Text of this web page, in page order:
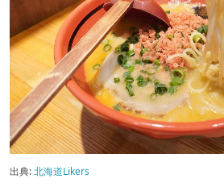
出典:北海道Likers